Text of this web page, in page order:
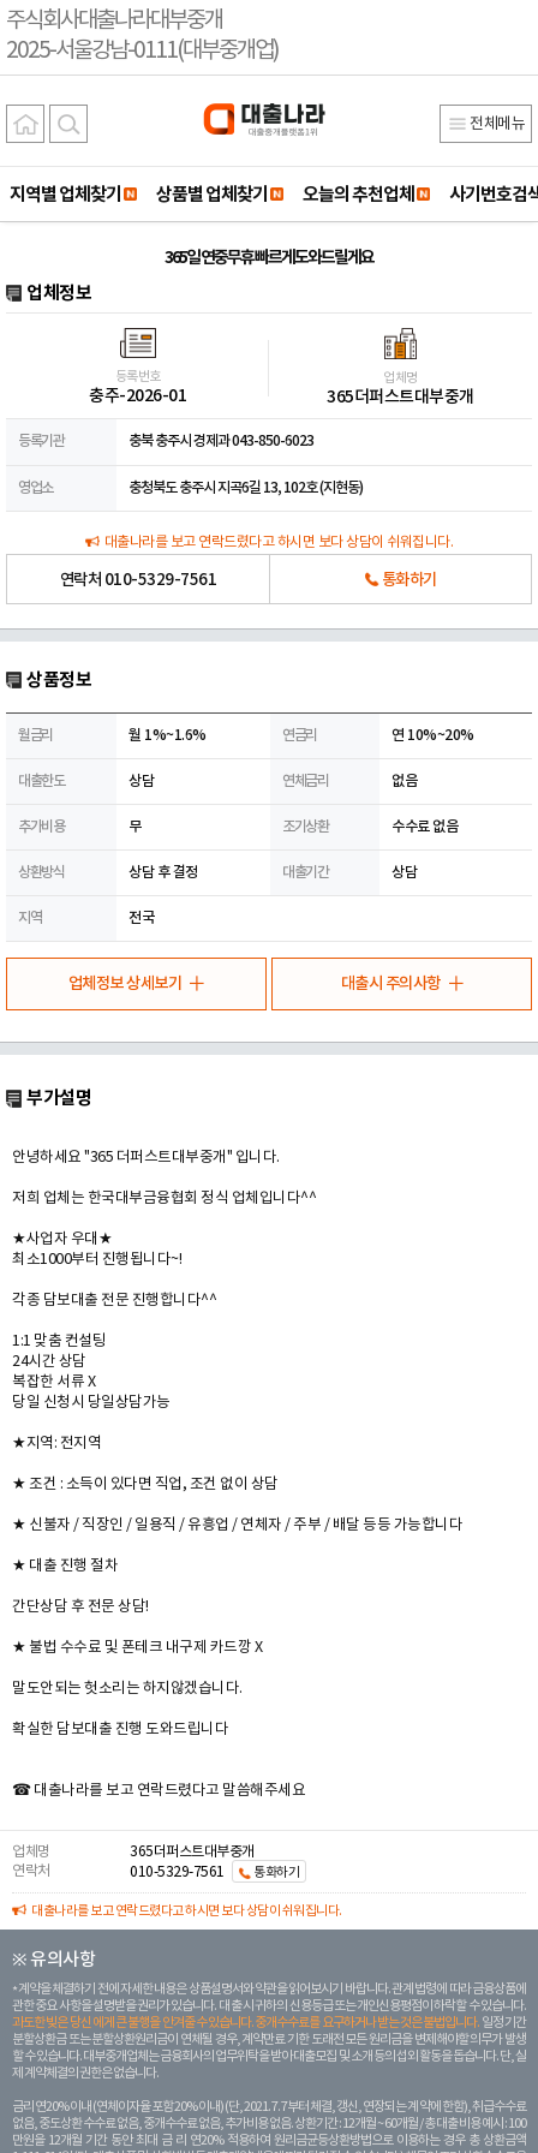
주식회사대출나라대부중개
2025-서울강남-0111(대부중개업)
전체메뉴
지역별 업체찾기 상품별 업체찾기 오늘의 추천업체 사기번호검
365일 연중무휴 빠르게도와드릴게요
업체정보
등록번호
충주-2026-01
업체명
365더퍼스트대부중개
등록기관 충북 충주시 경제과 043-850-6023
영업소 충청북도 충주시 지곡6길 13, 102호 (지현동)
대출나라를 보고 연락드렸다고 하시면 보다 상담이 쉬워집니다.
연락처 010-5329-7561 통화하기
상품정보
월금리 월 1%~1.6% 연금리 연 10%~20%
대출한도 상담 연체금리 없음
추가비용 무 조기상환 수수료 없음
상환방식 상담 후 결정 대출기간 상담
지역 전국
업체정보 상세보기 대출시 주의사항
부가설명
안녕하세요 "365 더퍼스트대부중개" 입니다.
저희 업체는 한국대부금융협회 정식 업체입니다^^
★사업자 우대★
최소1000부터 진행됩니다~!
각종 담보대출 전문 진행합니다^^
1:1 맞춤 컨설팅
24시간 상담
복잡한 서류 X
당일 신청시 당일상담가능
★지역: 전지역
★ 조건 : 소득이 있다면 직업, 조건 없이 상담
★ 신불자 / 직장인 / 일용직 / 유흥업 / 연체자 / 주부 / 배달 등등 가능합니다
★ 대출 진행 절차
간단상담 후 전문 상담!
★ 불법 수수료 및 폰테크 내구제 카드깡 X
말도안되는 헛소리는 하지않겠습니다.
확실한 담보대출 진행 도와드립니다
☎ 대출나라를 보고 연락드렸다고 말씀해주세요
업체명
365더퍼스트대부중개
연락처
010-5329-7561 통화하기
대출나라를 보고 연락드렸다고 하시면 보다 상담이 쉬워집니다.
※ 유의사항
계약을 체결하기 전에 자세한 내용은 상품설명서와 약관을 읽어보시기 바랍니다. 관계 법령에 따라 금융상품에
관한 중요 사항을 설명받을 권리가 있습니다. 대 출 시 귀하의 신용등급 또는 개인신용평점이 하락할 수 있습니다.
과도한 빚은 당신 에게 큰 불행을 안겨줄 수 있습니다. 중개수수료를 요구하거나 받는 것은 불법입니다. 일정 기간
분할상환금 또는 분할상환원리금이 연체될 경우, 계약만료 기한 도래전 모든 원리금을 변제해야할 의무가 발생
할 수 있습니다. 대부중개업체는 금융회사의 업무위탁을 받아 대출모집 및 소개 등의 섭외 활동을 돕습니다. 단, 실
제 계약체결의 권한은 없습니다.
금리 연20% 이내 (연체이자율 포함 20% 이내) (단, 2021. 7. 7부터 체결, 갱신, 연장되는 계 약에 한함), 취급수수료
없음, 중도상환 수수료 없음, 중개수수료 없음, 추가비용 없음. 상환기간 : 12개월 ~ 60개월 / 총 대출 비용 예시 : 100
만원을 12개월 기간 동안 최대 금 리 연20% 적용하여 원리금균등상환방법으로 이용하는 경우 총 상환금액